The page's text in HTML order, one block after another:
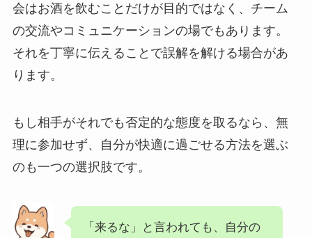
会はお酒を飲むことだけが目的ではなく、チーム
の交流やコミュニケーションの場でもあります。
それを丁寧に伝えることで誤解を解ける場合があ
ります。
もし相手がそれでも否定的な態度を取るなら、無
理に参加せず、自分が快適に過ごせる方法を選ぶ
のも一つの選択肢です。
「来るな」と言われても、自分の